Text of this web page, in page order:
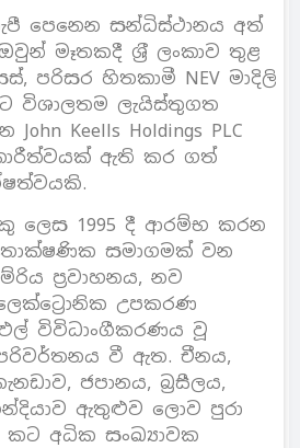
පෙනෙන සන්ධිස්ථානය අත්
මෑතකදී ශ‍්‍රී ලංකාව තුළ
පරිසර හිතකාමී NEV මාදිලි
විශාලතම ලැයිස්තුගත
Keells Holdings PLC
ඇති කර ගත්
ලෙස 1995 දී ආරම්භ කරන
සමාගමක් වන
ප‍්‍රවාහනය, නව
උපකරණ
විවිධාංගීකරණය වූ
වී ඇත. චීනය,
ජපානය, බ‍්‍රසීලය,
ඇතුළුව ලොව පුරා
කට අධික සංඛ්‍යාවක